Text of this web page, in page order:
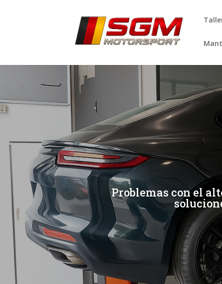
Problemas con el
[/et_pb_slide]